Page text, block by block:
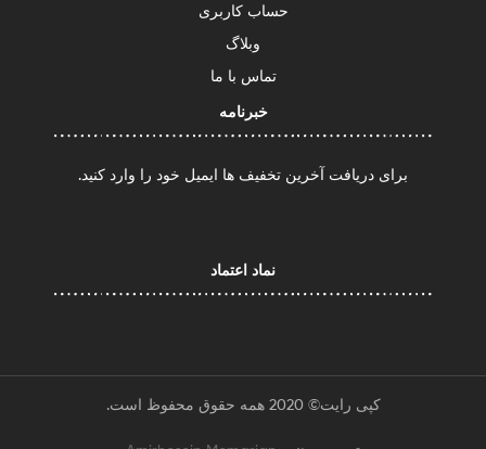
حساب کاربری
وبلاگ
تماس با ما
خبرنامه
برای دریافت آخرین تخفیف ها ایمیل خود را وارد کنید.
نماد اعتماد
کپی رایت© 2020 همه حقوق محفوظ است.